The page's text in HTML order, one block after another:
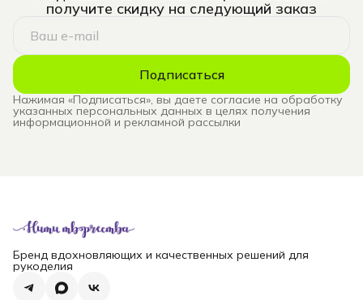
получите скидку на следующий заказ
Подписаться
Нажимая «Подписаться», вы даете согласие на обработку
указанных персональных данных в целях получения
информационной и рекламной рассылки
Бренд вдохновляющих и качественных решений для
рукоделия